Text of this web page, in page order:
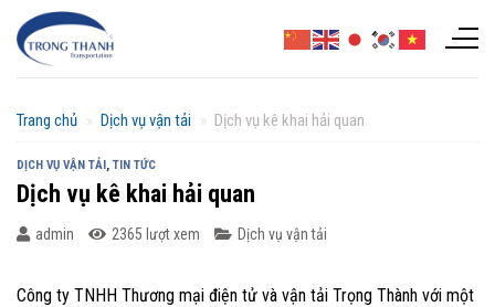
Chuyển
đến
Trang chủ » Dịch vụ vận tải » Dịch vụ kê khai hải quan
DỊCH VỤ VẬN TẢI, TIN TỨC
Dịch vụ kê khai hải quan
admin 2365 lượt xem Dịch vụ vận tải
Công ty TNHH Thương mại điện tử và vận tải Trọng Thành với một